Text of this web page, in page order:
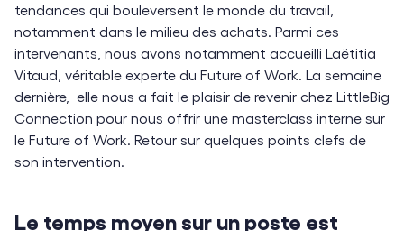
tendances qui bouleversent le monde du travail,
notamment dans le milieu des achats. Parmi ces
intervenants, nous avons notamment accueilli Laëtitia
Vitaud, véritable experte du Future of Work. La semaine
dernière, elle nous a fait le plaisir de revenir chez LittleBig
Connection pour nous offrir une masterclass interne sur
le Future of Work. Retour sur quelques points clefs de
son intervention.
Le temps moyen sur un poste est